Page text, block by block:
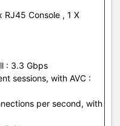
RJ45 Console , 1 X
: 3.3 Gbps
sessions, with AVC :
per second, with